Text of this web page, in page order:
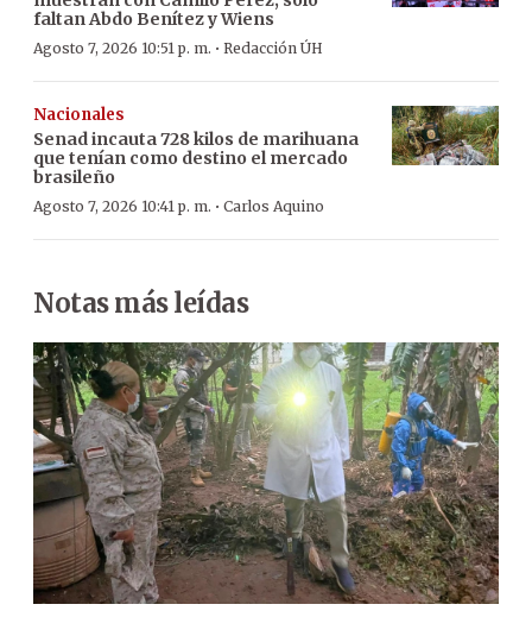
faltan Abdo Benítez y Wiens
Agosto 7, 2026 10:51 p. m. · Redacción ÚH
Nacionales
Senad incauta 728 kilos de marihuana
que tenían como destino el mercado
brasileño
Agosto 7, 2026 10:41 p. m. · Carlos Aquino
Notas más leídas